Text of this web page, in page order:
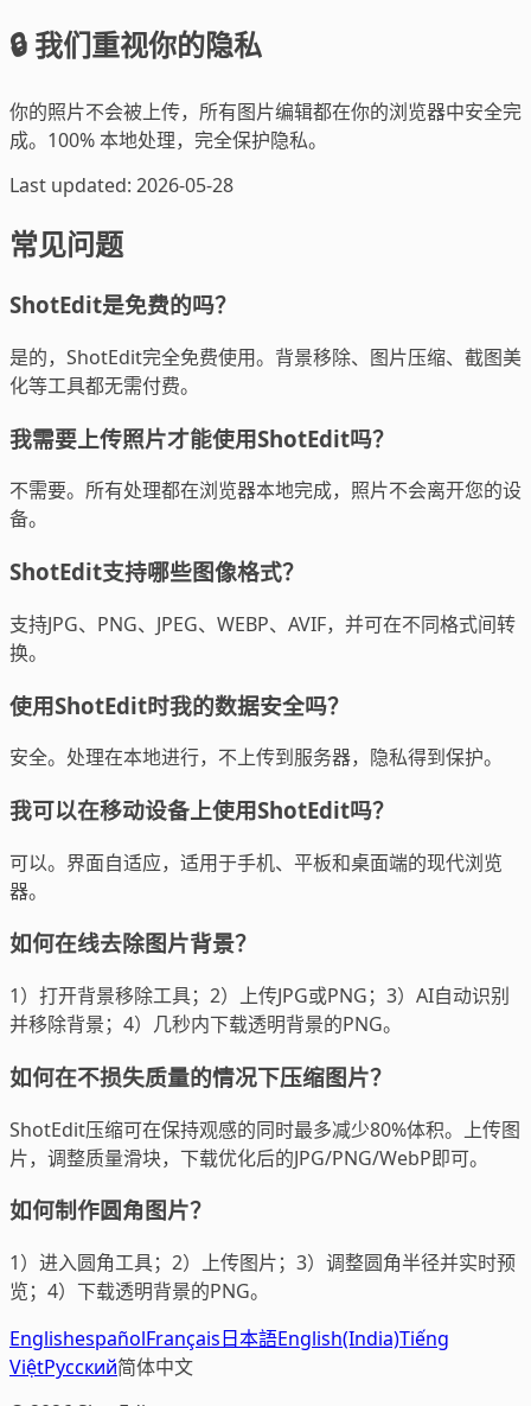
🔒 我们重视你的隐私
你的照片不会被上传，所有图片编辑都在你的浏览器中安全完
成。100% 本地处理，完全保护隐私。
Last updated: 2026-05-28
常见问题
ShotEdit是免费的吗？
是的，ShotEdit完全免费使用。背景移除、图片压缩、截图美
化等工具都无需付费。
我需要上传照片才能使用ShotEdit吗？
不需要。所有处理都在浏览器本地完成，照片不会离开您的设
备。
ShotEdit支持哪些图像格式？
支持JPG、PNG、JPEG、WEBP、AVIF，并可在不同格式间转
换。
使用ShotEdit时我的数据安全吗？
安全。处理在本地进行，不上传到服务器，隐私得到保护。
我可以在移动设备上使用ShotEdit吗？
可以。界面自适应，适用于手机、平板和桌面端的现代浏览
器。
如何在线去除图片背景？
1）打开背景移除工具；2）上传JPG或PNG；3）AI自动识别
并移除背景；4）几秒内下载透明背景的PNG。
如何在不损失质量的情况下压缩图片？
ShotEdit压缩可在保持观感的同时最多减少80%体积。上传图
片，调整质量滑块，下载优化后的JPG/PNG/WebP即可。
如何制作圆角图片？
1）进入圆角工具；2）上传图片；3）调整圆角半径并实时预
览；4）下载透明背景的PNG。
EnglishespañolFrançais日本語English(India)Tiếng
ViệtРусский简体中文